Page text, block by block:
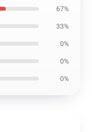
67%
33%
0%
0%
0%